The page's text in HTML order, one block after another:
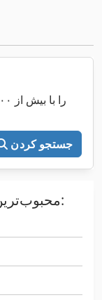
جستجو کردن
محبوب‌ترین نام‌های ماشین‌آلات را مرور کنید: